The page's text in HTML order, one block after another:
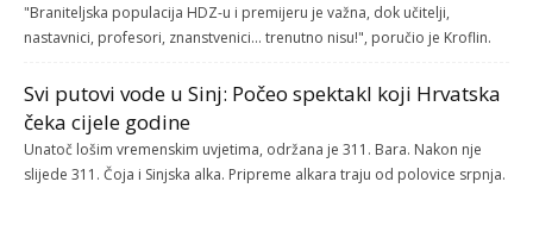
"Braniteljska populacija HDZ-u i premijeru je važna, dok učitelji,
nastavnici, profesori, znanstvenici... trenutno nisu!", poručio je Kroflin.
Svi putovi vode u Sinj: Počeo spektakl koji Hrvatska
čeka cijele godine
Unatoč lošim vremenskim uvjetima, održana je 311. Bara. Nakon nje
slijede 311. Čoja i Sinjska alka. Pripreme alkara traju od polovice srpnja.